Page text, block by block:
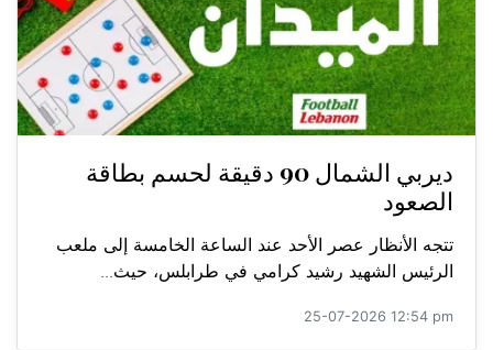
ديربي الشمال 90 دقيقة لحسم بطاقة
الصعود
تتجه الأنظار عصر الأحد عند الساعة الخامسة إلى ملعب
الرئيس الشهيد رشيد كرامي في طرابلس، حيث...
25-07-2026 12:54 pm